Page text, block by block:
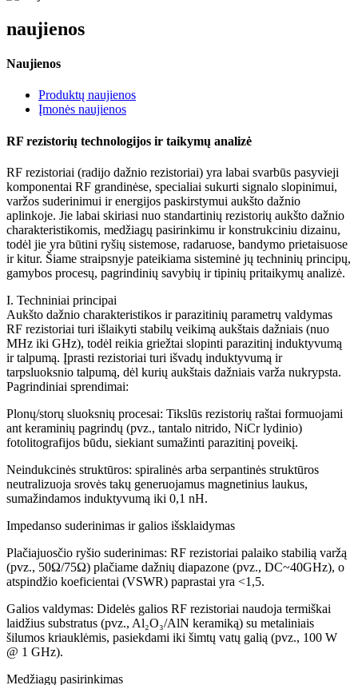
naujienos
Naujienos
Produktų naujienos
Įmonės naujienos
RF rezistorių technologijos ir taikymų analizė
RF rezistoriai (radijo dažnio rezistoriai) yra labai svarbūs pasyvieji
komponentai RF grandinėse, specialiai sukurti signalo slopinimui,
varžos suderinimui ir energijos paskirstymui aukšto dažnio
aplinkoje. Jie labai skiriasi nuo standartinių rezistorių aukšto dažnio
charakteristikomis, medžiagų pasirinkimu ir konstrukciniu dizainu,
todėl jie yra būtini ryšių sistemose, radaruose, bandymo prietaisuose
ir kitur. Šiame straipsnyje pateikiama sisteminė jų techninių principų,
gamybos procesų, pagrindinių savybių ir tipinių pritaikymų analizė.
I. Techniniai principai
Aukšto dažnio charakteristikos ir parazitinių parametrų valdymas
RF rezistoriai turi išlaikyti stabilų veikimą aukštais dažniais (nuo
MHz iki GHz), todėl reikia griežtai slopinti parazitinį induktyvumą
ir talpumą. Įprasti rezistoriai turi išvadų induktyvumą ir
tarpsluoksnio talpumą, dėl kurių aukštais dažniais varža nukrypsta.
Pagrindiniai sprendimai:
Plonų/storų sluoksnių procesai: Tikslūs rezistorių raštai formuojami
ant keraminių pagrindų (pvz., tantalo nitrido, NiCr lydinio)
fotolitografijos būdu, siekiant sumažinti parazitinį poveikį.
Neindukcinės struktūros: spiralinės arba serpantinės struktūros
neutralizuoja srovės takų generuojamus magnetinius laukus,
sumažindamos induktyvumą iki 0,1 nH.
Impedanso suderinimas ir galios išsklaidymas
Plačiajuosčio ryšio suderinimas: RF rezistoriai palaiko stabilią varžą
(pvz., 50Ω/75Ω) plačiame dažnių diapazone (pvz., DC~40GHz), o
atspindžio koeficientai (VSWR) paprastai yra <1,5.
Galios valdymas: Didelės galios RF rezistoriai naudoja termiškai
laidžius substratus (pvz., Al₂O₃/AlN keramiką) su metaliniais
šilumos kriauklėmis, pasiekdami iki šimtų vatų galią (pvz., 100 W
@ 1 GHz).
Medžiagų pasirinkimas